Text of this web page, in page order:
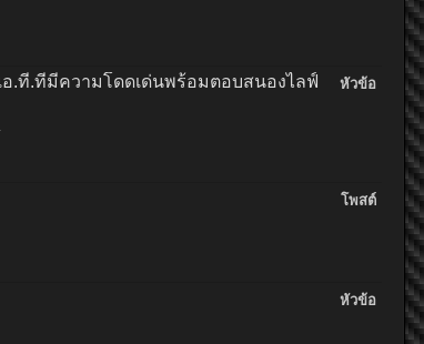
หัวข้อ
อ.ที.ที่มีความโดดเด่นพร้อมตอบสนองไลฟ์
โพสต์
หัวข้อ